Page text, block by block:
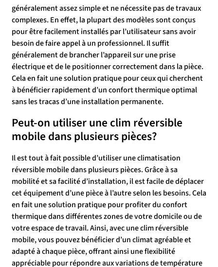
généralement assez simple et ne nécessite pas de travaux
complexes. En effet, la plupart des modèles sont conçus
pour être facilement installés par l’utilisateur sans avoir
besoin de faire appel à un professionnel. Il suffit
généralement de brancher l’appareil sur une prise
électrique et de le positionner correctement dans la pièce.
Cela en fait une solution pratique pour ceux qui cherchent
à bénéficier rapidement d’un confort thermique optimal
sans les tracas d’une installation permanente.
Peut-on utiliser une clim réversible
mobile dans plusieurs pièces?
Il est tout à fait possible d’utiliser une climatisation
réversible mobile dans plusieurs pièces. Grâce à sa
mobilité et sa facilité d’installation, il est facile de déplacer
cet équipement d’une pièce à l’autre selon les besoins. Cela
en fait une solution pratique pour profiter du confort
thermique dans différentes zones de votre domicile ou de
votre espace de travail. Ainsi, avec une clim réversible
mobile, vous pouvez bénéficier d’un climat agréable et
adapté à chaque pièce, offrant ainsi une flexibilité
appréciable pour répondre aux variations de température